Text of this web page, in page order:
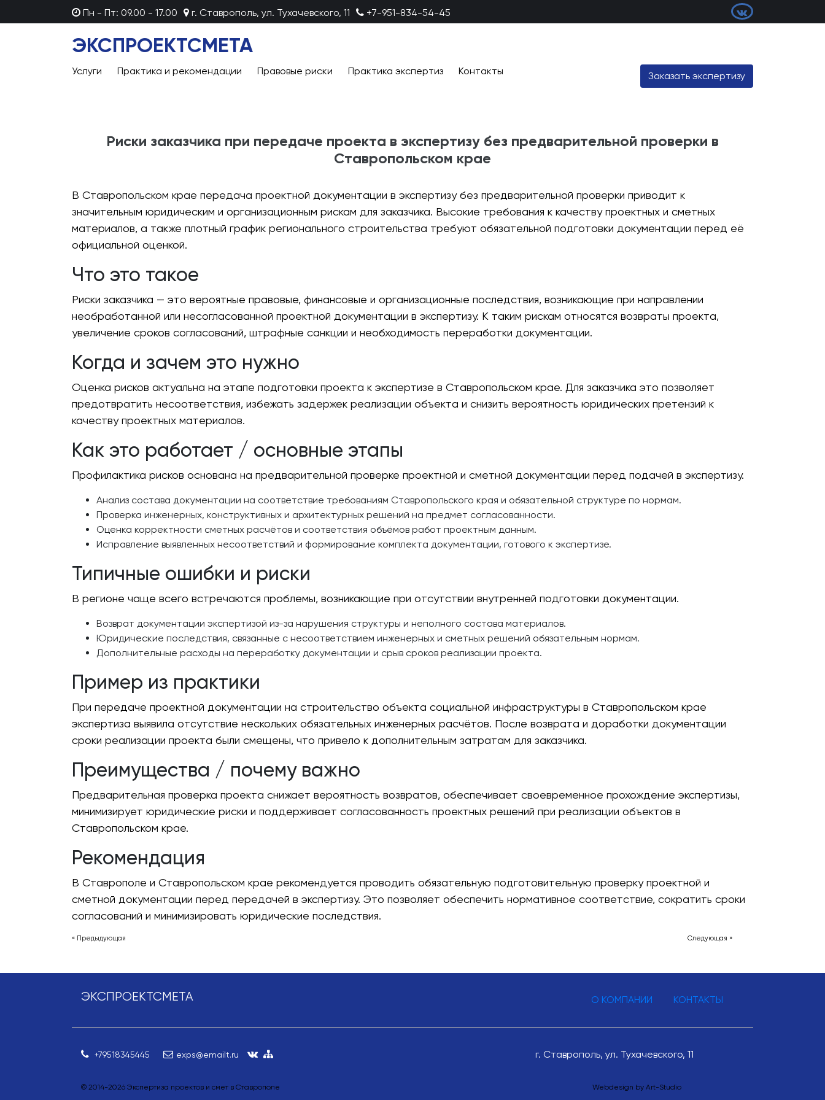
Пн - Пт: 09.00 - 17.00 г. Ставрополь, ул. Тухачевского, 11 +7-951-834-54-45
ЭКСПРОЕКТСМЕТА
Услуги Практика и рекомендации Правовые риски Практика экспертиз Контакты Заказать экспертизу
Риски заказчика при передаче проекта в экспертизу без предварительной проверки в
Ставропольском крае
В Ставропольском крае передача проектной документации в экспертизу без предварительной проверки приводит к
значительным юридическим и организационным рискам для заказчика. Высокие требования к качеству проектных и сметных
материалов, а также плотный график регионального строительства требуют обязательной подготовки документации перед её
официальной оценкой.
Что это такое
Риски заказчика — это вероятные правовые, финансовые и организационные последствия, возникающие при направлении
необработанной или несогласованной проектной документации в экспертизу. К таким рискам относятся возвраты проекта,
увеличение сроков согласований, штрафные санкции и необходимость переработки документации.
Когда и зачем это нужно
Оценка рисков актуальна на этапе подготовки проекта к экспертизе в Ставропольском крае. Для заказчика это позволяет
предотвратить несоответствия, избежать задержек реализации объекта и снизить вероятность юридических претензий к
качеству проектных материалов.
Как это работает / основные этапы
Профилактика рисков основана на предварительной проверке проектной и сметной документации перед подачей в экспертизу.
Анализ состава документации на соответствие требованиям Ставропольского края и обязательной структуре по нормам.
Проверка инженерных, конструктивных и архитектурных решений на предмет согласованности.
Оценка корректности сметных расчётов и соответствия объёмов работ проектным данным.
Исправление выявленных несоответствий и формирование комплекта документации, готового к экспертизе.
Типичные ошибки и риски
В регионе чаще всего встречаются проблемы, возникающие при отсутствии внутренней подготовки документации.
Возврат документации экспертизой из-за нарушения структуры и неполного состава материалов.
Юридические последствия, связанные с несоответствием инженерных и сметных решений обязательным нормам.
Дополнительные расходы на переработку документации и срыв сроков реализации проекта.
Пример из практики
При передаче проектной документации на строительство объекта социальной инфраструктуры в Ставропольском крае
экспертиза выявила отсутствие нескольких обязательных инженерных расчётов. После возврата и доработки документации
сроки реализации проекта были смещены, что привело к дополнительным затратам для заказчика.
Преимущества / почему важно
Предварительная проверка проекта снижает вероятность возвратов, обеспечивает своевременное прохождение экспертизы,
минимизирует юридические риски и поддерживает согласованность проектных решений при реализации объектов в
Ставропольском крае.
Рекомендация
В Ставрополе и Ставропольском крае рекомендуется проводить обязательную подготовительную проверку проектной и
сметной документации перед передачей в экспертизу. Это позволяет обеспечить нормативное соответствие, сократить сроки
согласований и минимизировать юридические последствия.
Следующая »
« Предыдующая
ЭКСПРОЕКТСМЕТА О КОМПАНИИ КОНТАКТЫ
+79518345445 exps@emailt.ru г. Ставрополь, ул. Тухачевского, 11
© 2014-2026 Экспертиза проектов и смет в Ставрополе Webdesign by Art-Studio